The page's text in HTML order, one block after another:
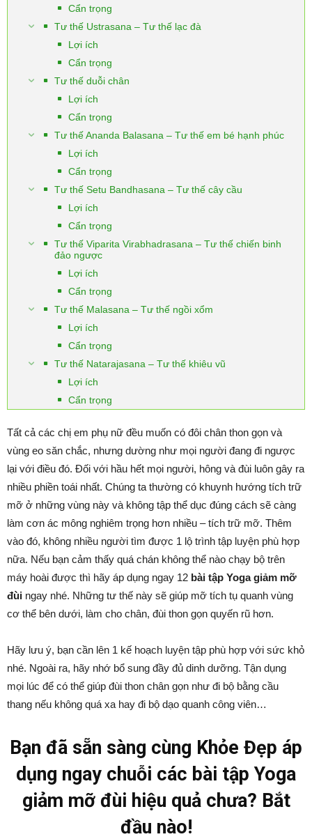
Cẩn trọng
Tư thế Ustrasana – Tư thế lạc đà
Lợi ích
Cẩn trọng
Tư thế duỗi chân
Lợi ích
Cẩn trọng
Tư thế Ananda Balasana – Tư thế em bé hạnh phúc
Lợi ích
Cẩn trọng
Tư thế Setu Bandhasana – Tư thế cây cầu
Lợi ích
Cẩn trọng
Tư thế Viparita Virabhadrasana – Tư thế chiến binh
đảo ngược
Lợi ích
Cẩn trọng
Tư thế Malasana – Tư thế ngồi xổm
Lợi ích
Cẩn trọng
Tư thế Natarajasana – Tư thế khiêu vũ
Lợi ích
Cẩn trọng
Tất cả các chị em phụ nữ đều muốn có đôi chân thon gọn và
vùng eo săn chắc, nhưng dường như mọi người đang đi ngược
lại với điều đó. Đối với hầu hết mọi người, hông và đùi luôn gây ra
nhiều phiền toái nhất. Chúng ta thường có khuynh hướng tích trữ
mỡ ở những vùng này và không tập thể dục đúng cách sẽ càng
làm cơn ác mông nghiêm trọng hơn nhiều – tích trữ mỡ. Thêm
vào đó, không nhiều người tìm được 1 lộ trình tập luyện phù hợp
nữa. Nếu bạn cảm thấy quá chán không thể nào chạy bộ trên
máy hoài được thì hãy áp dụng ngay 12 bài tập Yoga giảm mỡ
đùi ngay nhé. Những tư thế này sẽ giúp mỡ tích tụ quanh vùng
cơ thể bên dưới, làm cho chân, đùi thon gọn quyến rũ hơn.
Hãy lưu ý, bạn cần lên 1 kế hoạch luyện tập phù hợp với sức khỏ
nhé. Ngoài ra, hãy nhớ bổ sung đầy đủ dinh dưỡng. Tận dụng
mọi lúc để có thể giúp đùi thon chân gọn như đi bộ bằng cầu
thang nếu không quá xa hay đi bộ dạo quanh công viên…
Bạn đã sẵn sàng cùng Khỏe Đẹp áp
dụng ngay chuỗi các bài tập Yoga
giảm mỡ đùi hiệu quả chưa? Bắt
đầu nào!